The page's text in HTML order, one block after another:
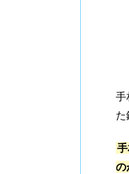
手
た
の